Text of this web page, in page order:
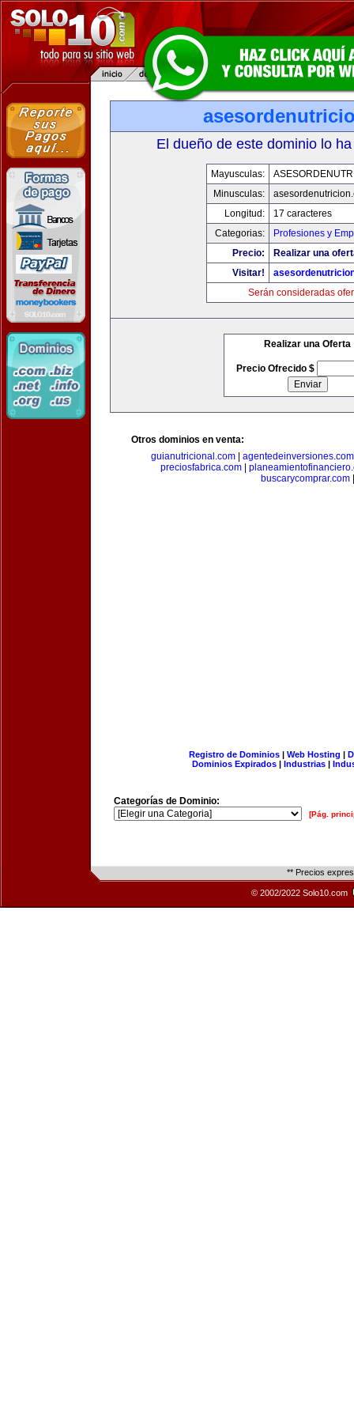
El dueño de este dominio lo
Mayusculas:
Minusculas:
Longitud:
17 caracteres
Categorias:
Profesiones y
Precio:
Realizar una
Visitar!
Serán consideradas
Realizar una Oferta
Precio Ofrecido $
Otros dominios en venta:
guianutricional.com
agentedeinversiones.com
preciosfabrica.com|
buscarycomprar.com|
Registro de Dominios| Web Hosting |
Dominios Expirados | Industrias |
Categorías de Dominio:
[Pág.
** Precios
© 2002/2022 Solo10.com